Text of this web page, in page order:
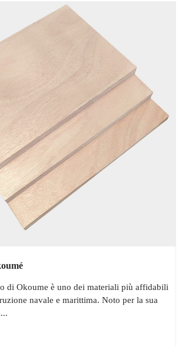
di Okoume è uno dei materiali più affidabili
navale e marittima. Noto per la sua